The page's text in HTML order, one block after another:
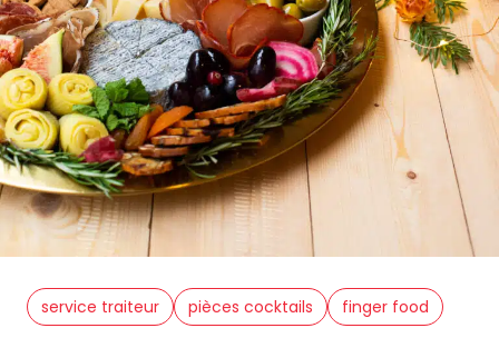
service traiteur pièces cocktails finger food